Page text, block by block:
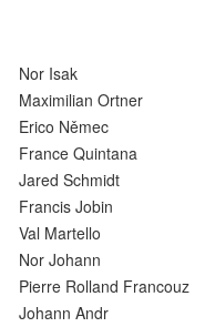
Nor Isak
Maximilian Ortner
Erico Němec
France Quintana
Jared Schmidt
Francis Jobin
Val Martello
Nor Johann
Pierre Rolland Francouz
Johann Andr